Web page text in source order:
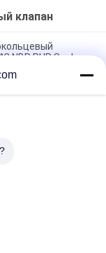
клапан
NBR PUR Seal
5
ИМПа ульс ДК